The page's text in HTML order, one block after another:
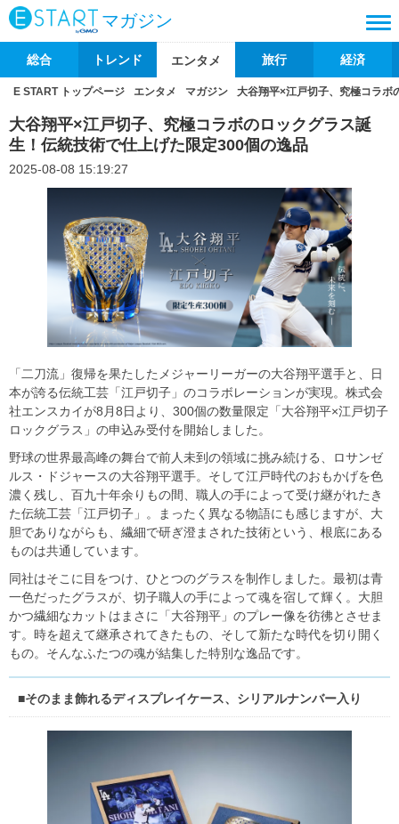
マガジン
総合 トレンド エンタメ 旅行 経済
E START トップページ エンタメ マガジン 大谷翔平×江戸切子、究極コラボ
大谷翔平×江戸切子、究極コラボのロックグラス誕
生！伝統技術で仕上げた限定300個の逸品
2025-08-08 15:19:27
「二刀流」復帰を果たしたメジャーリーガーの大谷翔平選手と、日
本が誇る伝統工芸「江戸切子」のコラボレーションが実現。株式会
社エンスカイが8月8日より、300個の数量限定「大谷翔平×江戸切子
ロックグラス」の申込み受付を開始しました。
野球の世界最高峰の舞台で前人未到の領域に挑み続ける、ロサンゼ
ルス・ドジャースの大谷翔平選手。そして江戸時代のおもかげを色
濃く残し、百九十年余りもの間、職人の手によって受け継がれたき
た伝統工芸「江戸切子」。まったく異なる物語にも感じますが、大
胆でありながらも、繊細で研ぎ澄まされた技術という、根底にある
ものは共通しています。
同社はそこに目をつけ、ひとつのグラスを制作しました。最初は青
一色だったグラスが、切子職人の手によって魂を宿して輝く。大胆
かつ繊細なカットはまさに「大谷翔平」のプレー像を彷彿とさせま
す。時を超えて継承されてきたもの、そして新たな時代を切り開く
もの。そんなふたつの魂が結集した特別な逸品です。
■そのまま飾れるディスプレイケース、シリアルナンバー入り